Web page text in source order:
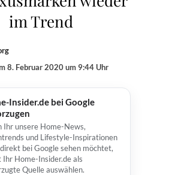
im Trend
8. Februar 2020 um 9:44 Uhr
Insider.de bei Google
Ihr unsere Home-News,
und Lifestyle-Inspirationen
bei Google sehen möchtet,
Ihr Home-Insider.de als
Quelle auswählen.